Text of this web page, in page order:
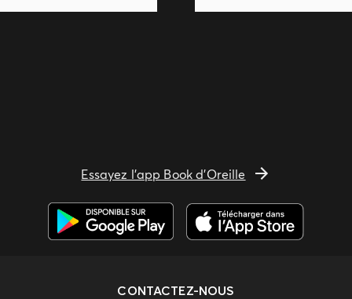
Essayez l'app Book d'Oreille
CONTACTEZ-NOUS